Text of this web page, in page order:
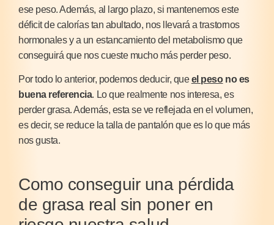
ese peso. Además, al largo plazo, si mantenemos este
déficit de calorías tan abultado, nos llevará a trastornos
hormonales y a un estancamiento del metabolismo que
conseguirá que nos cueste mucho más perder peso.
Por todo lo anterior, podemos deducir, queel pesono es
buena referencia. Lo que realmente nos interesa, es
perder grasa. Además, esta se ve reflejada en el volumen,
es decir, se reduce la talla de pantalón que es lo que más
nos gusta.
Como conseguir una pérdida
de grasa real sin poner en